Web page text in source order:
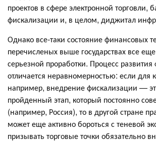
проектов в сфере электронной торговли,
фискализации и, в целом, диджитал
Однако все-таки состояние финансовых
перечисленых выше государствах все
серьезной проработки. Процесс
отличается неравномерностью: если для
например, внедрение фискализации —
пройденный этап, который постоянно
(например, Россия), то в другой стране
может еще активно бороться с теневой
призывать торговые точки обязательно